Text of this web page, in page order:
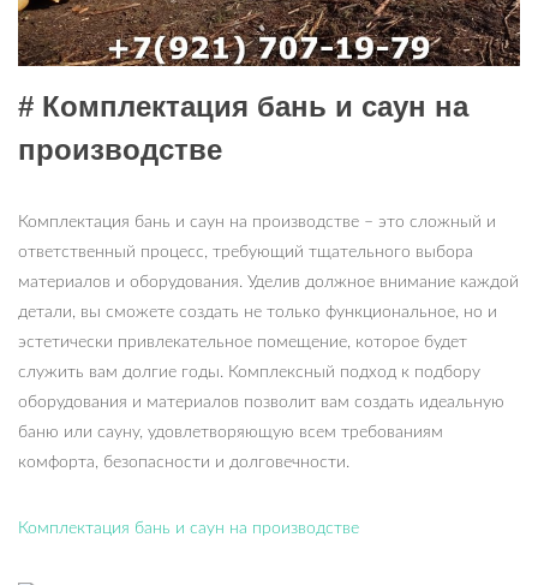
# Комплектация бань и саун на
производстве
Комплектация бань и саун на производстве – это сложный и
ответственный процесс, требующий тщательного выбора
материалов и оборудования. Уделив должное внимание каждой
детали, вы сможете создать не только функциональное, но и
эстетически привлекательное помещение, которое будет
служить вам долгие годы. Комплексный подход к подбору
оборудования и материалов позволит вам создать идеальную
баню или сауну, удовлетворяющую всем требованиям
комфорта, безопасности и долговечности.
Комплектация бань и саун на производстве